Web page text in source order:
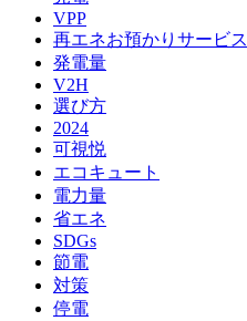
VPP
再エネお預かりサービス
発電量
V2H
選び方
2024
可視悦
エコキュート
電力量
省エネ
SDGs
節電
対策
停電